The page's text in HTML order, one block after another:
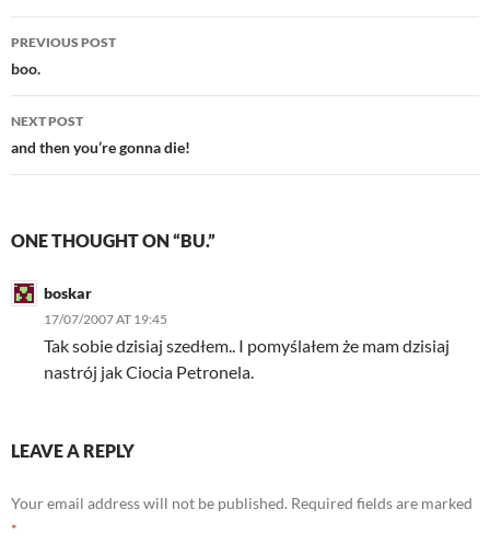
Post
navigation
PREVIOUS POST
boo.
NEXT POST
and then you’re gonna die!
ONE THOUGHT ON “BU.”
boskar
17/07/2007 AT 19:45
Tak sobie dzisiaj szedłem.. I pomyślałem że mam dzisiaj
nastrój jak Ciocia Petronela.
LEAVE A REPLY
Your email address will not be published. Required fields are marked
*